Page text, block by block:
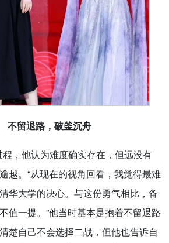
不留退路，破釜沉舟
，他认为难度确实存在，但远没有
越。“从现在的视角回看，我觉得最难
华大学的决心。与这份勇气相比，备
值一提。”他当时基本是抱着不留退路
楚自己不会选择二战，但他也告诉自